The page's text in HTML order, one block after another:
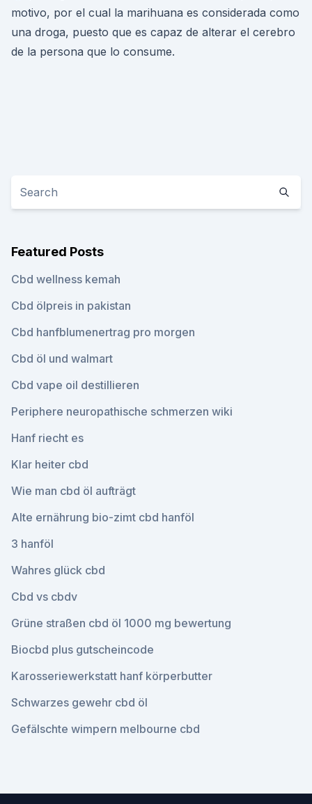
motivo, por el cual la marihuana es considerada como
una droga, puesto que es capaz de alterar el cerebro
de la persona que lo consume.
Featured Posts
Cbd wellness kemah
Cbd ölpreis in pakistan
Cbd hanfblumenertrag pro morgen
Cbd öl und walmart
Cbd vape oil destillieren
Periphere neuropathische schmerzen wiki
Hanf riecht es
Klar heiter cbd
Wie man cbd öl aufträgt
Alte ernährung bio-zimt cbd hanföl
3 hanföl
Wahres glück cbd
Cbd vs cbdv
Grüne straßen cbd öl 1000 mg bewertung
Biocbd plus gutscheincode
Karosseriewerkstatt hanf körperbutter
Schwarzes gewehr cbd öl
Gefälschte wimpern melbourne cbd